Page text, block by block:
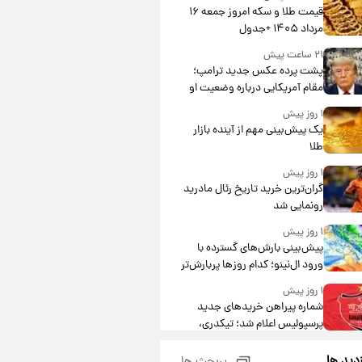
قیمت طلا و سکه امروز جمعه ۱۶
مرداد ۱۴۰۵ +جدول
۲۱ ساعت پیش
پشت پرده عکس جدید ترامپ؛
مقام آمریکایی درباره وضعیت او
چه گفت؟
۱ روز پیش
یک پیش‌بینی مهم از آینده بازار
طلا
۱ روز پیش
گران‌ترین خرید تاریخ رئال مادرید
رونمایی شد
۱ روز پیش
پیش‌بینی بارش‌های گسترده با
ورود ال‌نینو؛ کدام روزها پربارش‌تر
خواهند بود؟
۱ روز پیش
شماره پیراهن خریدهای جدید
پرسپولیس اعلام شد؛ تیکدری،